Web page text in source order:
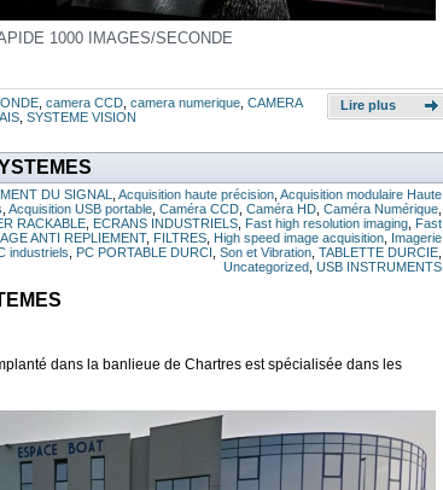
1000 IMAGES/SECONDE
camera CCD camera numerique CAMERA
SYSTEME VISION
Lire plus
DU SIGNAL Acquisition haute précision Acquisition modulaire Haute
Acquisition USB portable Caméra CCD Caméra HD Caméra Numérique
RACKABLE ECRANS INDUSTRIELS Fast high resolution imaging
Fast
ANTI REPLIEMENT, FILTRES High speed image acquisition
Imagerie
industriels PC PORTABLE DURCI Son et Vibration TABLETTE DURCIE
Uncategorized USB INSTRUMENTS
dans la banlieue de Chartres est spécialisée dans les